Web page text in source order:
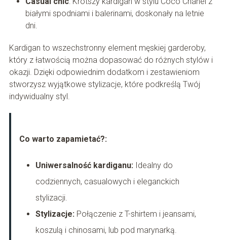
białymi spodniami i balerinami, doskonały na letnie
dni.
Kardigan to wszechstronny element męskiej garderoby,
który z łatwością można dopasować do różnych stylów i
okazji. Dzięki odpowiednim dodatkom i zestawieniom
stworzysz wyjątkowe stylizacje, które podkreślą Twój
indywidualny styl.
Co warto zapamietać?:
Uniwersalność kardiganu:Idealny do
codziennych, casualowych i eleganckich
stylizacji.
Stylizacje:Połączenie z T-shirtem i jeansami,
koszulą i chinosami, lub pod marynarką.